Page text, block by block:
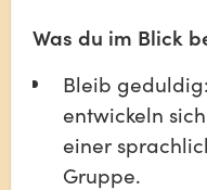
Was du im Blick
Bleib
entwickeln
einer
Gruppe.